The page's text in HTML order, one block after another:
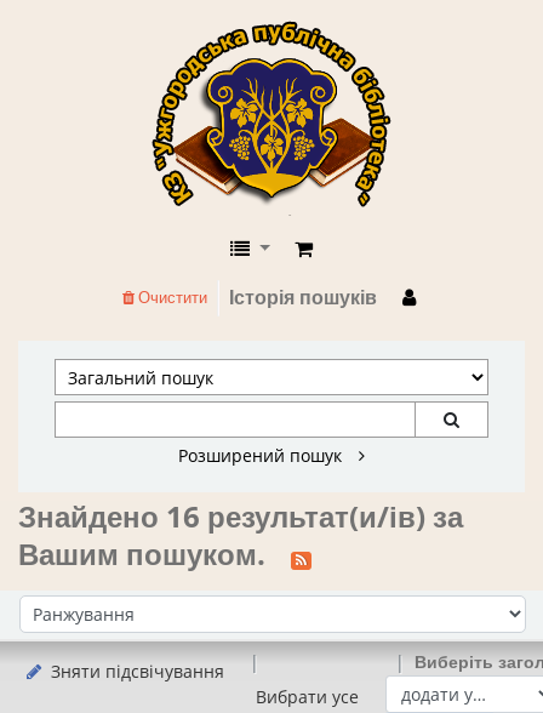
КЗ "Ужгородська публічна
Історія пошуків
Очистити
Розширений пошук
Знайдено 16 результат(и/ів) за
Вашим пошуком.
Сортувати за:
Зняти підсвічування
Вибрати усе
Виберіть